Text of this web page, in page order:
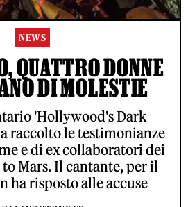
NEWS
QUATTRO DONNE
DI MOLESTIE
'Hollywood's Dark
raccolto le testimonianze
e di ex collaboratori dei
Mars. Il cantante, per il
ha risposto alle accuse